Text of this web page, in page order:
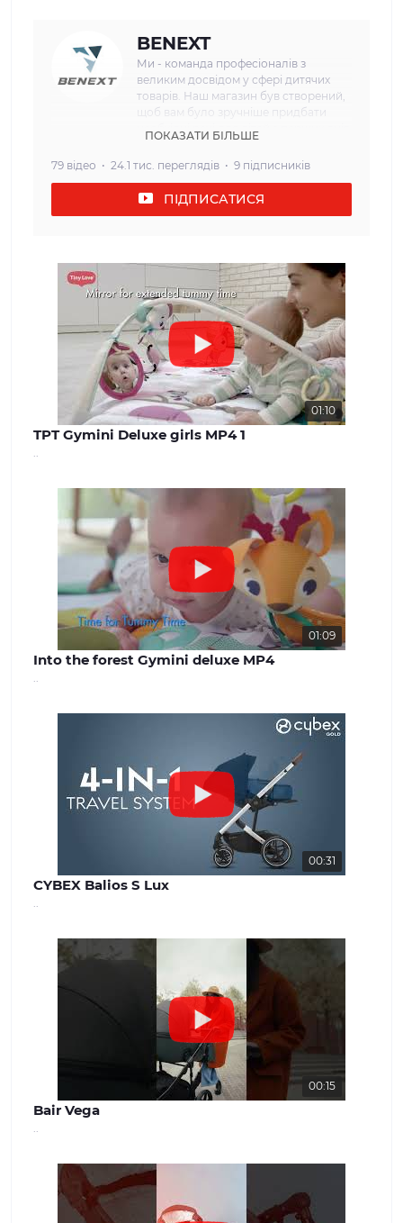
BENEXT
Ми - команда професіоналів з
великим досвідом у сфері дитячих
товарів. Наш магазин був створений,
щоб вам було зручніше придбати
забезпечити наших клієнтів
дитячих товарів. Кожен товар, який
ми пропонуємо, проходить сувору
магазині ви знайдете широкий вибір
дитячих товарів, які задовольнять
потреби дітей різного віку. Від
комфортних та затишних колясок і
автокрісел до взуття та одягу для
дітей різного віку. Ми прагнемо
забезпечити нашим клієнтам
максимальний вибір і можливість
знайти все, що необхідно для
молодої сім'ї. Наші цінності: Ми
вважаємо, що довіра і задоволення
консультацію та вирішити будь-які
питання, що виникають. Наш сайт -
benext.com.ua
ПОКАЗАТИ БІЛЬШЕ
79 відео 24.1 тис. переглядів 9 підписників
ПІДПИСАТИСЯ
01:10
TPT Gymini Deluxe girls MP4 1
01:09
Into the forest Gymini deluxe MP4
00:31
CYBEX Balios S Lux
00:15
Bair Vega